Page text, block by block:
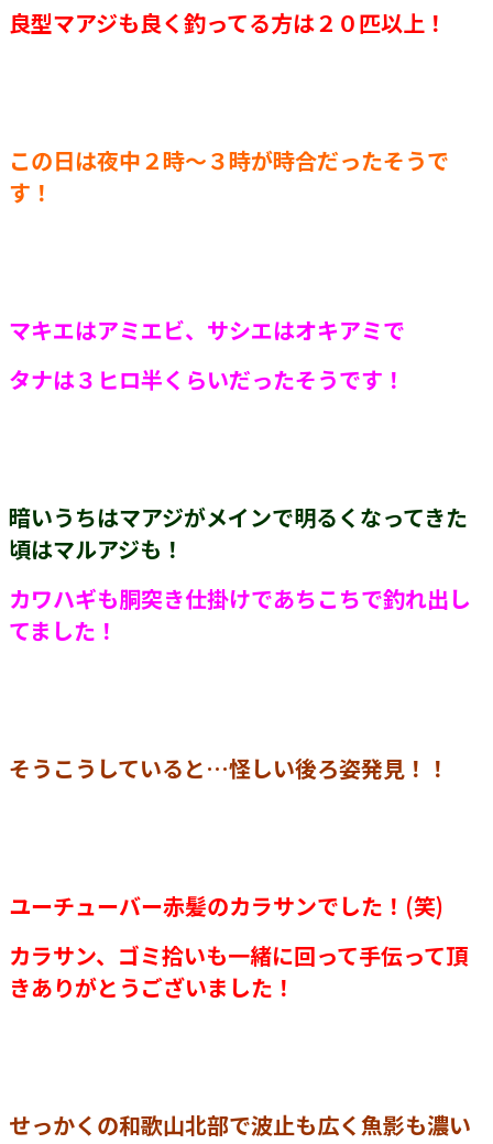
良型マアジも良く釣ってる方は２０匹以上！
この日は夜中２時～３時が時合だったそうで
す！
マキエはアミエビ、サシエはオキアミで
タナは３ヒロ半くらいだったそうです！
暗いうちはマアジがメインで明るくなってきた
頃はマルアジも！
カワハギも胴突き仕掛けであちこちで釣れ出し
てました！
そうこうしていると…怪しい後ろ姿発見！！
ユーチューバー赤髪のカラサンでした！(笑)
カラサン、ゴミ拾いも一緒に回って手伝って頂
きありがとうございました！
せっかくの和歌山北部で波止も広く魚影も濃い